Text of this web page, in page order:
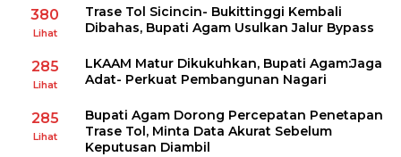
380
Lihat
Trase Tol Sicincin- Bukittinggi Kembali
Dibahas, Bupati Agam Usulkan Jalur Bypass
285
Lihat
LKAAM Matur Dikukuhkan, Bupati Agam:Jaga
Adat- Perkuat Pembangunan Nagari
285
Lihat
Bupati Agam Dorong Percepatan Penetapan
Trase Tol, Minta Data Akurat Sebelum
Keputusan Diambil